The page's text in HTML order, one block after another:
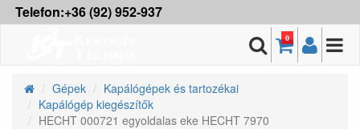
Telefon:+36 (92) 952-937
0
Gépek
Kapálógépek és tartozékai
Kapálógép kiegészítők
HECHT 000721 egyoldalas eke HECHT 7970